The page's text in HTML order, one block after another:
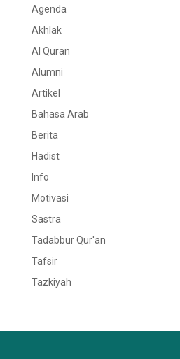
Agenda
Akhlak
Al Quran
Alumni
Artikel
Bahasa Arab
Berita
Hadist
Info
Motivasi
Sastra
Tadabbur Qur'an
Tafsir
Tazkiyah